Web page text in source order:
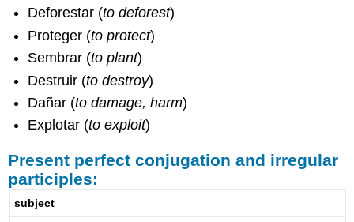
Deforestar (to deforest)
Proteger (to protect)
Sembrar (to plant)
Destruir (to destroy)
Dañar (to damage, harm)
Explotar (to exploit)
Present perfect conjugation and irregular
participles:
subject